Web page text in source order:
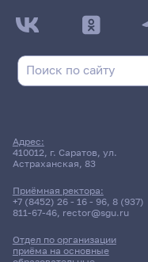
ДАТА
Зачет
221гр.,
Адрес:
410012, г. Саратов, ул.
Астраханская, 83
Приёмная ректора:
+7 (8452) 26 - 16 - 96, 8 (937)
811-67-46, rector@sgu.ru
Отдел по организации
приёма на основные